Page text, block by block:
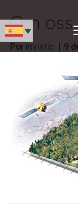
Om
Por invistic | 9